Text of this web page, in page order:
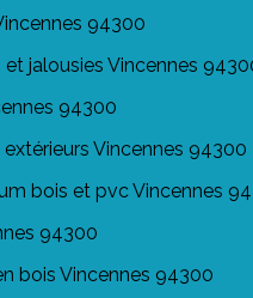
94300
jalousies Vincennes
94300
Vincennes 94300
bois et pvc Vincennes
94300
bois Vincennes 94300